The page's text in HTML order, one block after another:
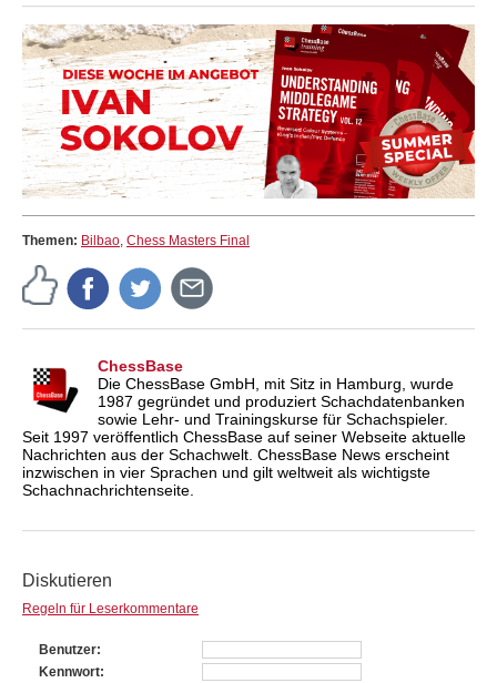
Themen: Bilbao Chess Masters Final
ChessBase
Die ChessBase GmbH, mit Sitz in Hamburg, wurde
1987 gegründet und produziert Schachdatenbanken
sowie Lehr- und Trainingskurse für Schachspieler.
Seit 1997 veröffentlich ChessBase auf seiner Webseite aktuelle
Nachrichten aus der Schachwelt. ChessBase News erscheint
inzwischen in vier Sprachen und gilt weltweit als wichtigste
Schachnachrichtenseite.
Diskutieren
Regeln für Leserkommentare
Benutzer
Kennwort